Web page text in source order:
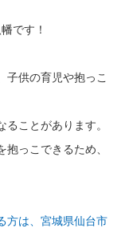
です！
子供の育児や抱っこ
ことがあります。
っこできるため、
方は、宮城県仙台市